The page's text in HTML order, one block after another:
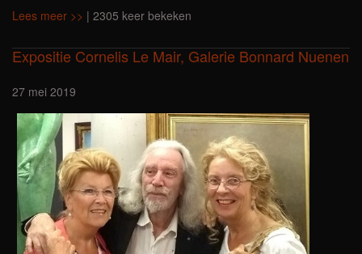
Lees meer >> | 2305 keer bekeken
Expositie Cornelis Le Mair, Galerie Bonnard Nuenen
27 mei 2019